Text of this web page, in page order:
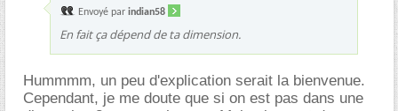
Envoyé par indian58
En fait ça dépend de ta dimension.
Hummmm, un peu d'explication serait la bienvenue.
Cependant, je me doute que si on est pas dans une